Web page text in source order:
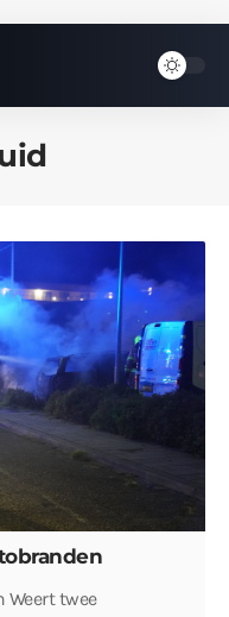
Weert twee